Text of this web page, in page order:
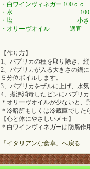
・白ワインヴィネガー 100ｃｃ
・水 100ｃ
・塩 小さじ
・オリーヴオイル 適宜
【作り方】
1、パプリカの種を取り除き、
2、パプリカが入る大きさの鍋
５分位ボイルします。
3、パプリカをザルに上げ、水
4、煮沸消毒したビンにパプリ
＊オリーヴオイルが少ないと
＊冷暗所もしくは冷蔵庫でし
【心と体にやさしいメモ】
＊白ワインヴィネガーは防腐作
「イタリアンな食卓」へ戻る